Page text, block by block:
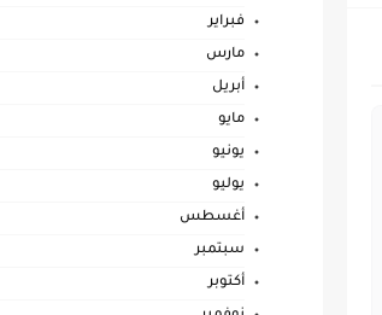
فبراير
مارس
أبريل
مايو
يونيو
يوليو
أغسطس
سبتمبر
أكتوبر